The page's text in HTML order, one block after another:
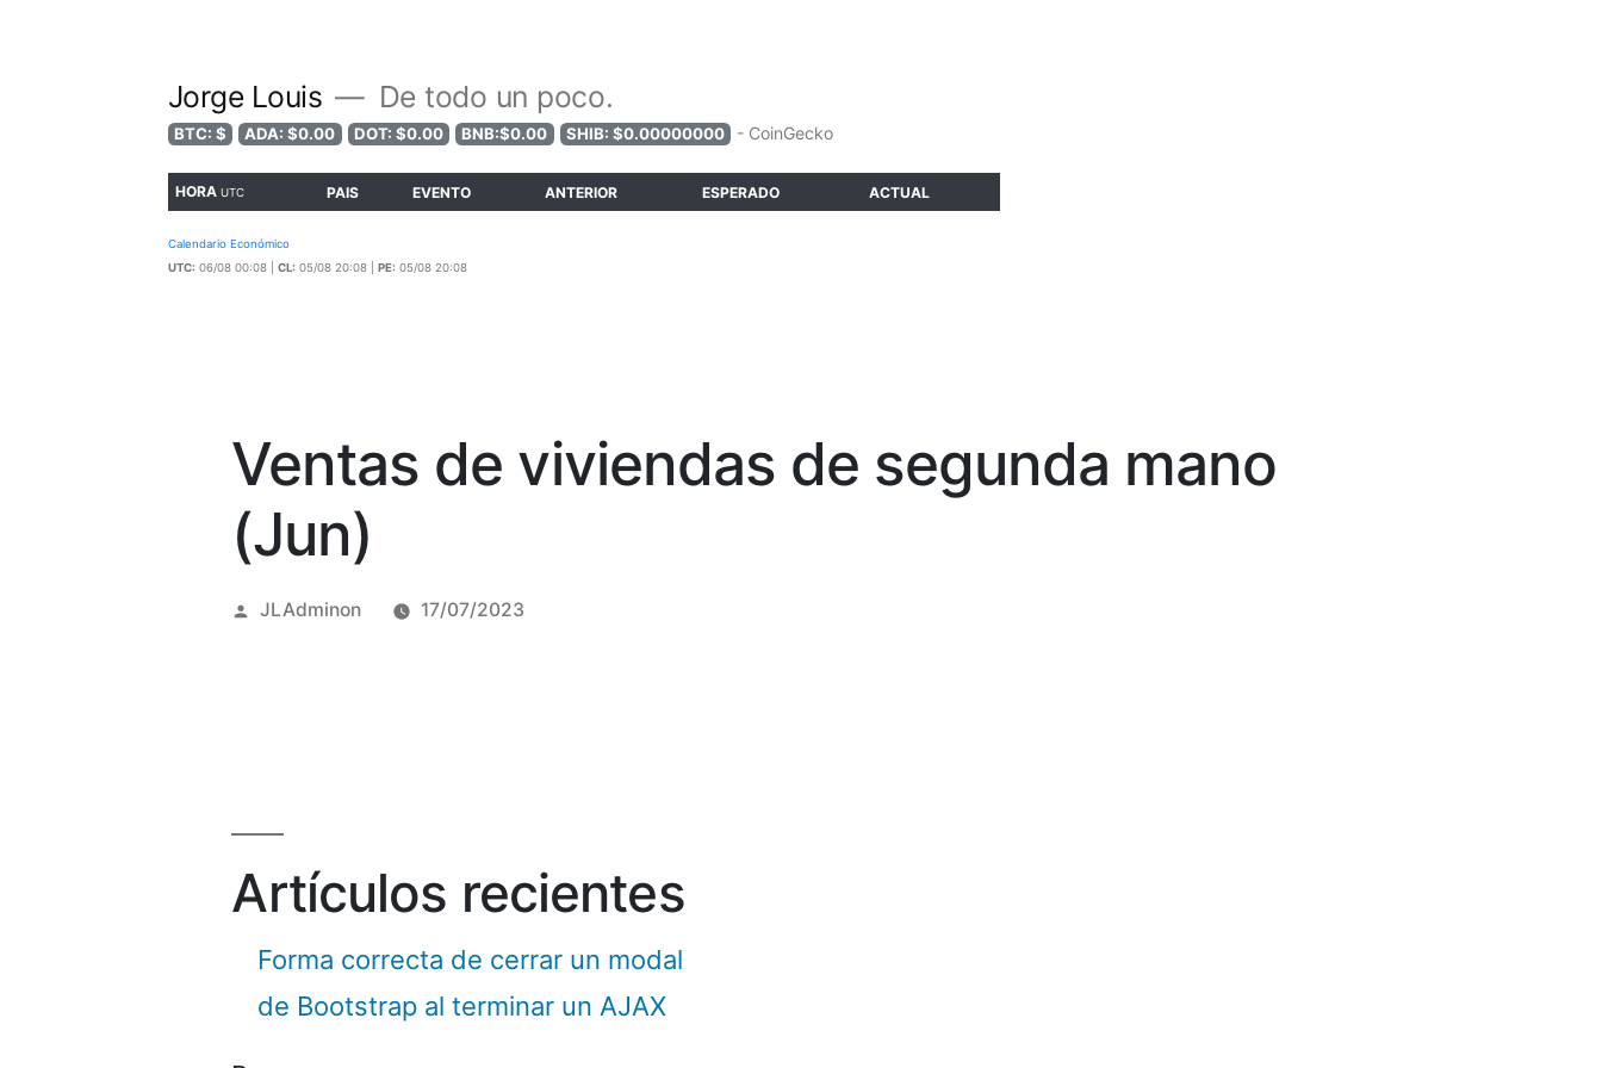
Jorge Louis De todo un poco.
BTC: $ ADA: $0.00 DOT: $0.00 BNB:$0.00 SHIB: $0.00000000 - CoinGecko
Calendario Económico
UTC: 06/08 00:08 | CL: 05/08 20:08 | PE: 05/08 20:08
HORAUTC PAIS EVENTO ANTERIOR ESPERADO ACTUAL
Ventas de viviendas de segunda mano
(Jun)
Posted
JLAdminon 17/07/2023
Artículos recientes
Forma correcta de cerrar un modal
de Bootstrap al terminar un AJAX